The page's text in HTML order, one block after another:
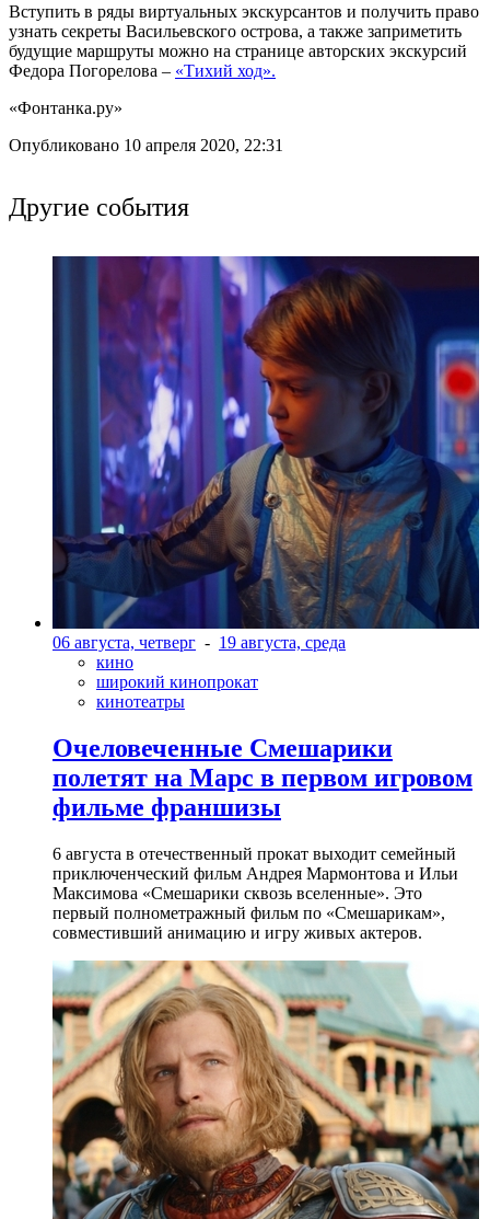
Вступить в ряды виртуальных экскурсантов и получить право
узнать секреты Васильевского острова, а также заприметить
будущие маршруты можно на странице авторских экскурсий
Федора Погорелова – «Тихий ход».
«Фонтанка.ру»
Опубликовано 10 апреля 2020, 22:31
Другие события
06 августа, четверг - 19 августа, среда
кино
широкий кинопрокат
кинотеатры
Очеловеченные Смешарики
полетят на Марс в первом игровом
фильме франшизы
6 августа в отечественный прокат выходит семейный
приключенческий фильм Андрея Мармонтова и Ильи
Максимова «Смешарики сквозь вселенные». Это
первый полнометражный фильм по «Смешарикам»,
совместивший анимацию и игру живых актеров.